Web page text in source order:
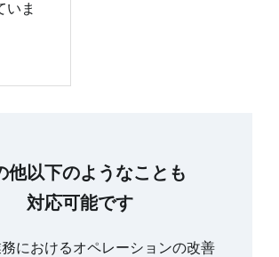
いま
他以下のようなことも
対応可能です
におけるオペレーションの改善